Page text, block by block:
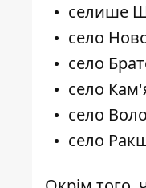
селише
село
село
село
село
село